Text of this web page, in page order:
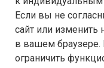
Если вы не
сайт или изменить
в вашем
ограничить